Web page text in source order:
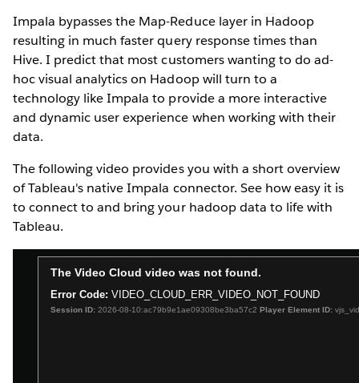
Impala bypasses the Map-Reduce layer in Hadoop
resulting in much faster query response times than
Hive. I predict that most customers wanting to do ad-
hoc visual analytics on Hadoop will turn to a
technology like Impala to provide a more interactive
and dynamic user experience when working with their
data.
The following video provides you with a short overview
of Tableau's native Impala connector. See how easy it is
to connect to and bring your hadoop data to life with
Tableau.